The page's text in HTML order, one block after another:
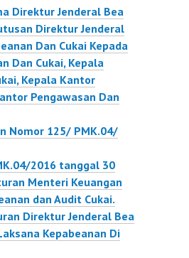
Direktur Jenderal Bea
Direktur Jenderal
Dan Cukai Kepada
Dan Cukai, Kepala
Kepala Kantor
Pengawasan Dan
Nomor 125/ PMK.04/
2016 tanggal 30
Menteri Keuangan
dan Audit Cukai.
Direktur Jenderal Bea
Kepabeanan Di